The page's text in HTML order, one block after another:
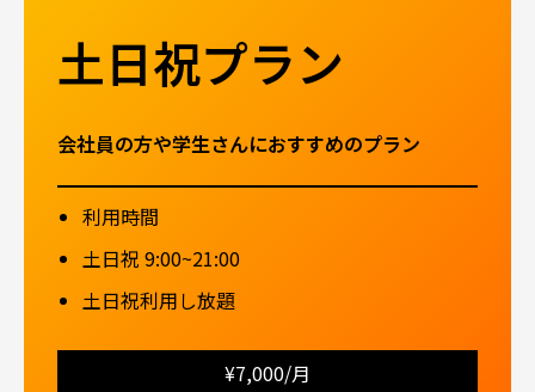
土日祝プラン
会社員の方や学生さんにおすすめのプラン
利用時間
土日祝 9:00~21:00
土日祝利用し放題
¥7,000/月